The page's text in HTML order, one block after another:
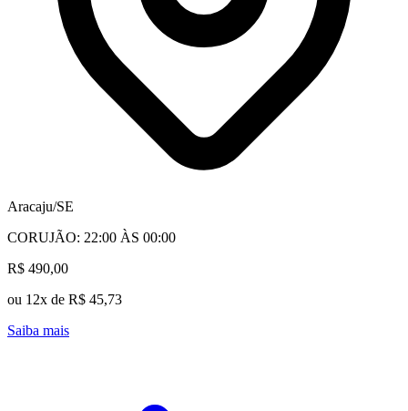
Aracaju/SE
CORUJÃO: 22:00 ÀS 00:00
R$ 490,00
ou 12x de R$ 45,73
Saiba mais